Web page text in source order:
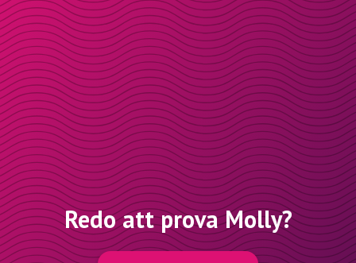
Redo att prova Molly?